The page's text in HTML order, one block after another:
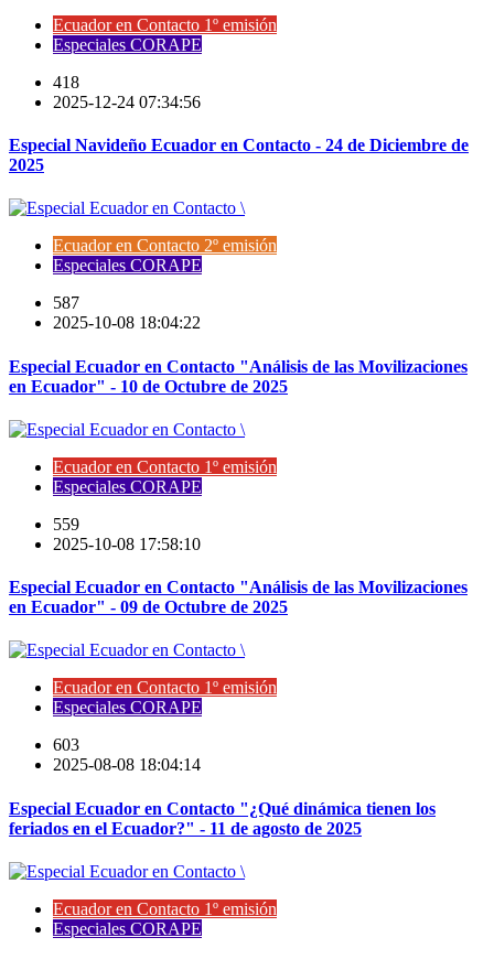
Ecuador en Contacto 1º emisión
Especiales CORAPE
418
2025-12-24 07:34:56
Especial Navideño Ecuador en Contacto - 24 de Diciembre de
2025
Ecuador en Contacto 2º emisión
Especiales CORAPE
587
2025-10-08 18:04:22
Especial Ecuador en Contacto "Análisis de las Movilizaciones
en Ecuador" - 10 de Octubre de 2025
Ecuador en Contacto 1º emisión
Especiales CORAPE
559
2025-10-08 17:58:10
Especial Ecuador en Contacto "Análisis de las Movilizaciones
en Ecuador" - 09 de Octubre de 2025
Ecuador en Contacto 1º emisión
Especiales CORAPE
603
2025-08-08 18:04:14
Especial Ecuador en Contacto "¿Qué dinámica tienen los
feriados en el Ecuador?" - 11 de agosto de 2025
Ecuador en Contacto 1º emisión
Especiales CORAPE